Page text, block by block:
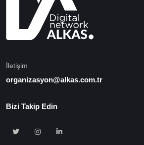
İletişim
organizasyon@alkas.com.tr
Bizi Takip Edin